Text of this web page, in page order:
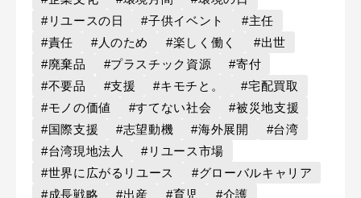
#リユースの日
#子供イベント
#主任
#責任
#人のため #楽しく働く
#出世
#廃棄品
#プラスチック資源
#寄付
#不要品
#支援 #キモチと。
#宅配買取
#モノの価値
#すてない社会
#被災地支援
#国際支援
#志望動機 #海外展開
#台湾
#台湾現地法人
#リユース市場
#世界に広がるリユース
#グローバルキャリア
#成長戦略
#出産 #育児
#介護